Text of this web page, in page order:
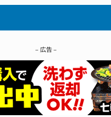
– 広告 –